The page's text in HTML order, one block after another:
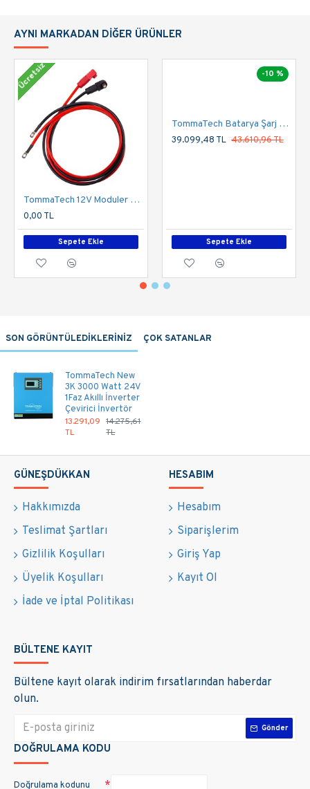
AYNI MARKADAN DIĞER ÜRÜNLER
Ücretsiz
TommaTech 12V Moduler Series 1.5m Güç Kablosu Seti
0,00 TL
Sepete Ekle
-10 %
TommaTech Batarya Şarj Ünitesi Duvar Tipi 24V-100A
39.099,48 TL 43.610,96 TL
Sepete Ekle
SON GÖRÜNTÜLEDİKLERİNİZ ÇOK SATANLAR
TommaTech New
3K 3000 Watt 24V
1Faz Akıllı İnverter
Çevirici İnvertör
13.291,09
TL
14.275,61
TL
GÜNEŞDÜKKAN
Hakkımızda
Teslimat Şartları
Gizlilik Koşulları
Üyelik Koşulları
İade ve İptal Politikası
HESABIM
Hesabım
Siparişlerim
Giriş Yap
Kayıt Ol
BÜLTENE KAYIT
Bültene kayıt olarak indirim fırsatlarından haberdar
olun.
Gönder
DOĞRULAMA KODU
Doğrulama kodunu